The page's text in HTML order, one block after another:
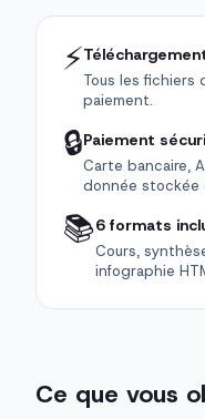
⚡
Tous les fichiers
paiement.
🔒Paiement
Carte bancaire,
donnée stockée
📚6 formats
Cours,
infographie
Ce que vous